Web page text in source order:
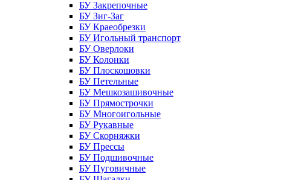
БУ Закрепочные
БУ Зиг-Заг
БУ Краеобрезки
БУ Игольный транспорт
БУ Оверлоки
БУ Колонки
БУ Плоскошовки
БУ Петельные
БУ Мешкозашивочные
БУ Прямострочки
БУ Многоигольные
БУ Рукавные
БУ Скорняжки
БУ Прессы
БУ Подшивочные
БУ Пуговичные